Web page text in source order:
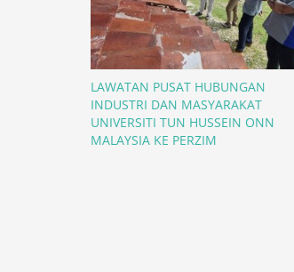
LAWATAN PUSAT HUBUNGAN
INDUSTRI DAN MASYARAKAT
UNIVERSITI TUN HUSSEIN ONN
MALAYSIA KE PERZIM